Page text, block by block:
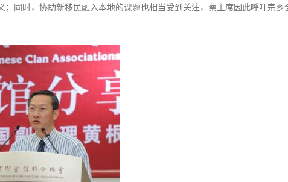
同时，协助新移民融入本地的课题也相当受到关注，蔡主席因此呼吁宗乡